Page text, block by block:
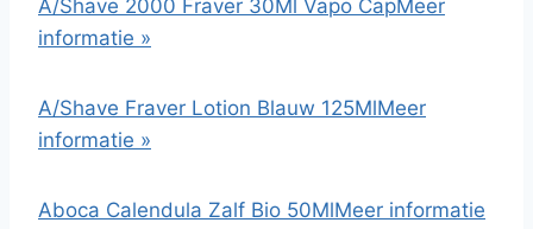
A/Shave 2000 Fraver 30Ml Vapo CapMeer
informatie »
A/Shave Fraver Lotion Blauw 125MlMeer
informatie »
Aboca Calendula Zalf Bio 50MlMeer informatie